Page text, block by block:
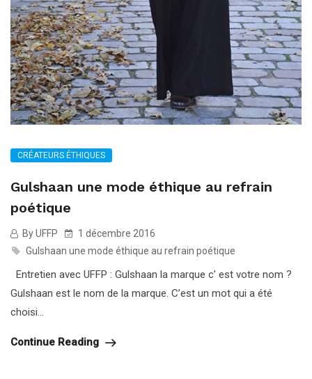
CRÉATEURS ÉTHIQUES
Gulshaan une mode éthique au refrain
poétique
By UFFP
1 décembre 2016
Gulshaan une mode éthique au refrain poétique
Entretien avec UFFP : Gulshaan la marque c’ est votre nom ?
Gulshaan est le nom de la marque. C’est un mot qui a été
choisi...
Continue Reading